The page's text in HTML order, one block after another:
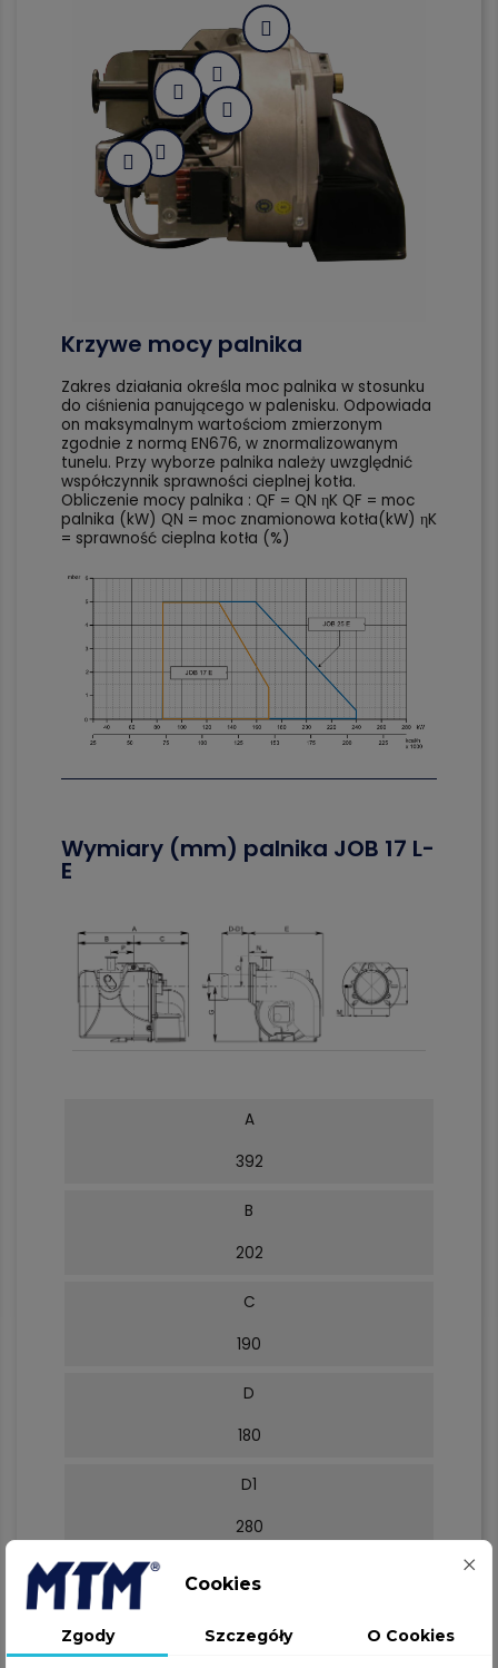
Krzywe mocy palnika
Zakres działania określa moc palnika w stosunku
do ciśnienia panującego w palenisku. Odpowiada
on maksymalnym wartościom zmierzonym
zgodnie z normą EN676, w znormalizowanym
tunelu. Przy wyborze palnika należy uwzględnić
współczynnik sprawności cieplnej kotła.
Obliczenie mocy palnika : QF = QN ηK QF = moc
palnika (kW) QN = moc znamionowa kotła(kW) ηK
= sprawność cieplna kotła (%)
Wymiary (mm) palnika JOB 17 L-
E
A
392
B
202
C
190
D
180
D1
280
E
Cookies
Zgody Szczegóły O Cookies